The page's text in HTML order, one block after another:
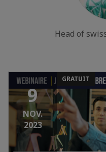
Head of
9
NOV.
2023
GRATUIT